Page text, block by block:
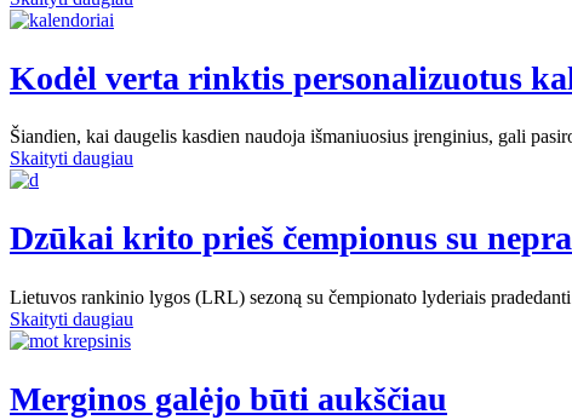
Kodėl verta rinktis personalizuotus
Šiandien, kai daugelis kasdien naudoja išmaniuosius įrenginius, gali
Skaityti daugiau
Dzūkai krito prieš čempionus su
Lietuvos rankinio lygos (LRL) sezoną su čempionato lyderiais
Skaityti daugiau
Merginos galėjo būti aukščiau